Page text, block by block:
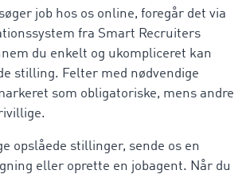
job hos os online, foregår det via
fra Smart Recruiters
du enkelt og ukompliceret kan
stilling. Felter med nødvendige
som obligatoriske, mens andre
opslåede stillinger, sende os en
eller oprette en jobagent. Når du